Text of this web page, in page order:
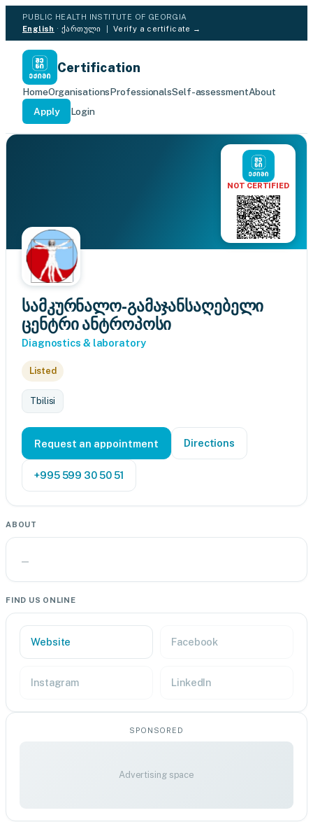
PUBLIC HEALTH INSTITUTE OF GEORGIA
English ·ქართული Verify a certificate →
Certification
HomeOrganisationsProfessionalsSelf-assessmentAbout
Apply
Login
NOT CERTIFIED
სამკურნალო-გამაჯანსაღებელი
ცენტრი ანტროპოსი
Diagnostics & laboratory
Listed
Tbilisi
Request an appointment Directions
+995 599 30 50 51
ABOUT
—
FIND US ONLINE
Website Facebook
Instagram LinkedIn
SPONSORED
Advertising space